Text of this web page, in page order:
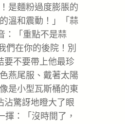
是麵粉過度膨脹的
溫和震動！」「蒜
：「重點不是蒜
們在你的後院！別
要不要帶上他最珍
燕尾服、戴著太陽
是小型瓦斯桶的東
驚訝地瞪大了眼
：「沒時間了，